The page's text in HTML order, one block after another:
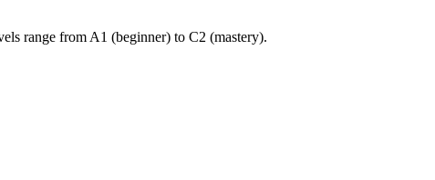
range from A1 (beginner) to C2 (mastery).